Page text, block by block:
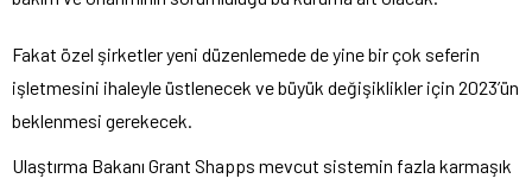
Fakat özel şirketler yeni düzenlemede de yine bir çok seferin
işletmesini ihaleyle üstlenecek ve büyük değişiklikler için 2023’ün
beklenmesi gerekecek.
Ulaştırma Bakanı Grant Shapps mevcut sistemin fazla karmaşık